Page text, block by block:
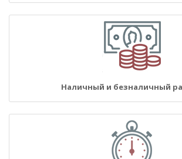
Наличный и безналичный